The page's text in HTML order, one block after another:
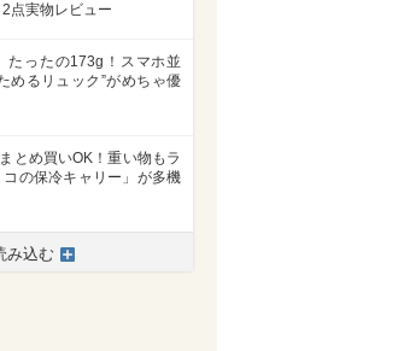
点実物レビュー
たったの173g！スマホ並
めるリュック”がめちゃ優
まとめ買いOK！重い物もラ
コの保冷キャリー」が多機
み込む